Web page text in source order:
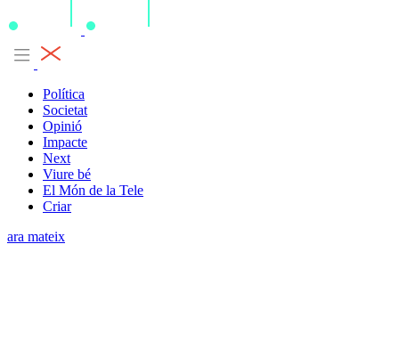
Política
Societat
Opinió
Impacte
Next
Viure bé
El Món de la Tele
Criar
ara mateix